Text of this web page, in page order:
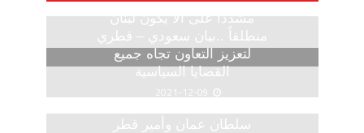
مشددا على ألا يكون لبنان
منطلقاً ..بيان سعودي – قطري
لتعزيز التعاون تجاه جميع
القضايا السياسية
2021-12-09
سلطان عمان وأمير قطر